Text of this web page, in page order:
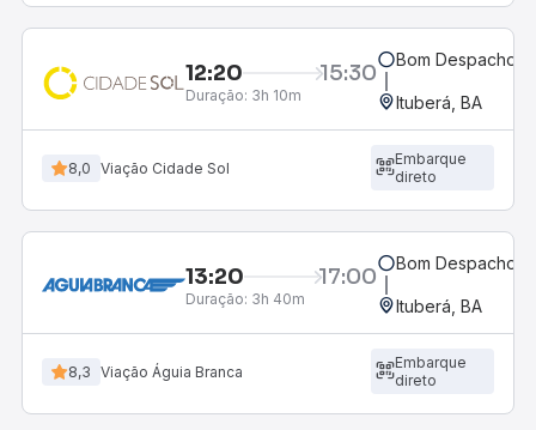
12:20 15:30
Duração: 3h 10m
Bom Despacho,
Ituberá, BA
8,0 Viação Cidade Sol
Embarque
direto
13:20 17:00
Duração: 3h 40m
Bom Despacho,
Ituberá, BA
8,3 Viação Águia Branca
Embarque
direto